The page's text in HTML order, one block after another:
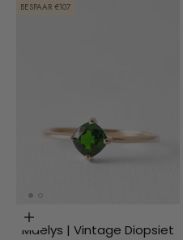
BESPAAR €107
Opties kiezen
Maelys | Vintage Diopsiet